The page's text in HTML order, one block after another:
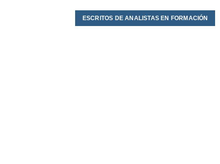
ESCRITOS DE ANALISTAS EN FORMACIÓN